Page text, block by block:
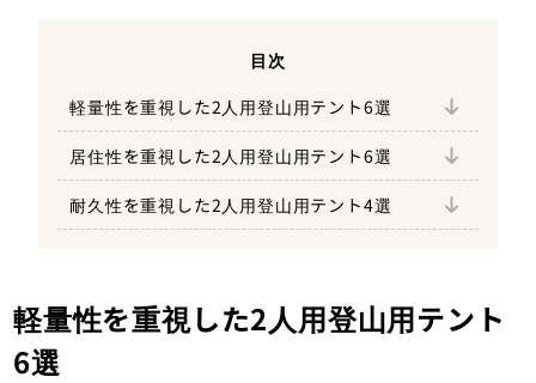
目次
軽量性を重視した2人用登山用テント6選
ビッグアグネス フライクリークHV UL2 ソリ
テラ・ノヴァ ソーラーフォトン2
ヘリテイジ ハイレヴォ2
NEMO タニ2P
ーションダイ
居住性を重視した2人用登山用テント6選
ビッグアグネス コッパースプール HV UL2EX
シートゥサミット アルトTR2プラス
アライテント トレックライズ 2
BIG SKY エボリューション2P
ザ・ノース・フェイス マウンテンショット2
耐久性を重視した2人用登山用テント4選
アライテント エアライズ2
軽量性を重視した2人用登山用テント
6選